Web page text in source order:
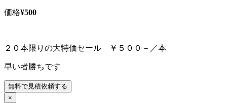
価格¥500
２０本限りの大特価セール ￥５００－／本
早い者勝ちです
無料で見積依頼する
×